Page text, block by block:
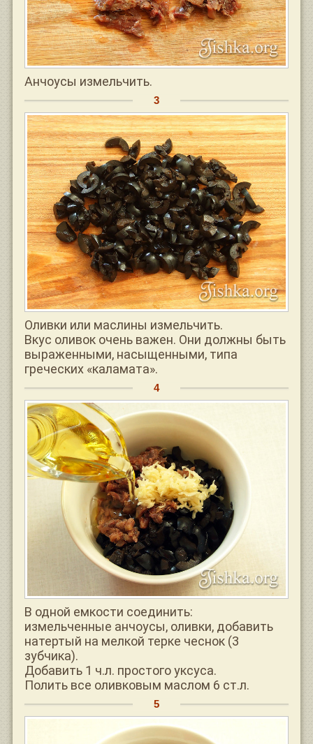
Анчоусы измельчить.
Оливки или маслины измельчить.
Вкус оливок очень важен. Они должны быть
выраженными, насыщенными, типа
греческих «каламата».
В одной емкости соединить:
измельченные анчоусы, оливки, добавить
натертый на мелкой терке чеснок (3
зубчика).
Добавить 1 ч.л. простого уксуса.
Полить все оливковым маслом 6 ст.л.